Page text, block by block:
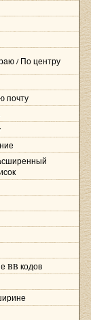
/ По центру
почту
BB кодов